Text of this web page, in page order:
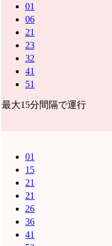
01
06
21
23
32
41
51
最大15分間隔で運行
01
15
21
21
26
36
41